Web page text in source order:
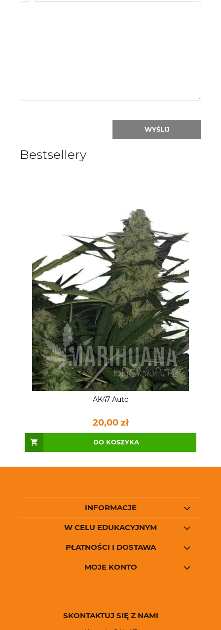
WYŚLIJ
Bestsellery
AK47 Auto
20,00 zł
DO KOSZYKA
INFORMACJE
W CELU EDUKACYJNYM
PŁATNOŚCI I DOSTAWA
MOJE KONTO
SKONTAKTUJ SIĘ Z NAMI